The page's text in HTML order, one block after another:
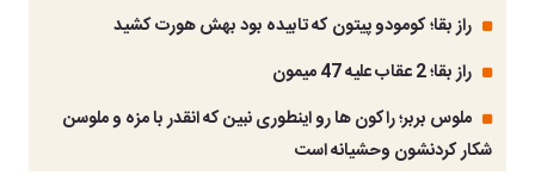
راز بقا؛ کومودو پیتون که تابیده بود بهش هورت کشید
راز بقا؛ 2 عقاب علیه 47 میمون
ملوس بربر؛ راکون ها رو اینطوری نبین که انقدر با مزه و ملوسن
شکار کردنشون وحشیانه است